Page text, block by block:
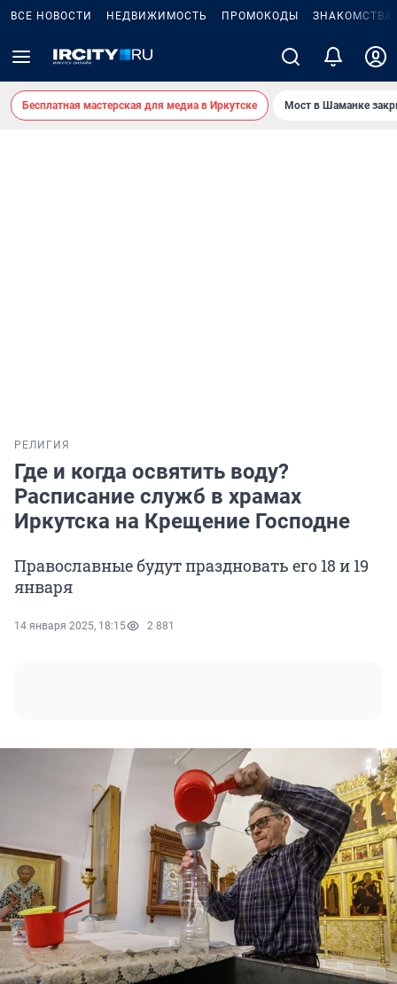
ВСЕ НОВОСТИ НЕДВИЖИМОСТЬ ПРОМОКОДЫ ЗНАКОМСТВА
Бесплатная мастерская для медиа в Иркутске Мост в Шаманке
РЕЛИГИЯ
Где и когда освятить воду?
Расписание служб в храмах
Иркутска на Крещение Господне
Православные будут праздновать его 18 и 19
января
14 января 2025, 18:15 2 881